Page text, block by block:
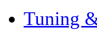
Tuning